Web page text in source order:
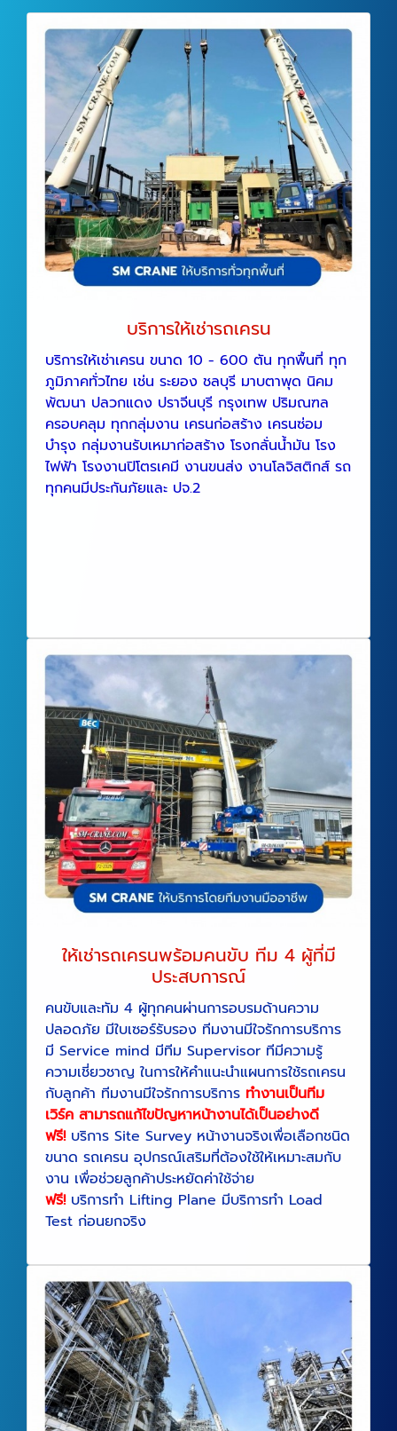
บริการให้เช่ารถเครน
บริการให้เช่าเครน ขนาด 10 - 600 ตัน ทุกพื้นที่ ทุก
ภูมิภาคทั่วไทย เช่น ระยอง ชลบุรี มาบตาพุด นิคม
พัฒนา ปลวกแดง ปราจีนบุรี กรุงเทพ ปริมณฑล
ครอบคลุม ทุกกลุ่มงาน เครนก่อสร้าง เครนซ่อม
บำรุง กลุ่มงานรับเหมาก่อสร้าง โรงกลั่นน้ำมัน โรง
ไฟฟ้า โรงงานปิโตรเคมี งานขนส่ง งานโลจิสติกส์ รถ
ทุกคนมีประกันภัยและ ปจ.2
ให้เช่ารถเครนพร้อมคนขับ ทีม 4 ผู้ที่มี
ประสบการณ์
คนขับและทัม 4 ผู้ทุกคนผ่านการอบรมด้านความ
ปลอดภัย มีใบเซอร์รับรอง ทีมงานมีใจรักการบริการ
มี Service mind มีทีม Supervisor ทีมีความรู้
ความเชี่ยวชาญ ในการให้คำแนะนำแผนการใช้รถเครน
กับลูกค้า ทีมงานมีใจรักการบริการ ทำงานเป็นทีม
เวิร์ค สามารถแก้ไขปัญหาหน้างานได้เป็นอย่างดี
ฟรี!บริการ Site Survey หน้างานจริงเพื่อเลือกชนิด
ขนาด รถเครน อุปกรณ์เสริมที่ต้องใช้ให้เหมาะสมกับ
งาน เพื่อช่วยลูกค้าประหยัดค่าใช้จ่าย
ฟรี! บริการทำ Lifting Plane มีบริการทำ Load
Test ก่อนยกจริง